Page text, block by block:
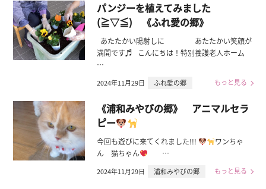
パンジーを植えてみました
(≧▽≦) 《ふれ愛の郷》
あたたかい陽射しに あたたかい笑顔が
満開です♬ こんにちは！特別養護老人ホーム
…
2024年11月29日 ふれ愛の郷 もっと見る
《浦和みやびの郷》 アニマルセラ
ピー
今回も遊びに来てくれました!!!
ワンちゃ
ん 猫ちゃん
…
2024年11月29日 浦和みやびの郷 もっと見る